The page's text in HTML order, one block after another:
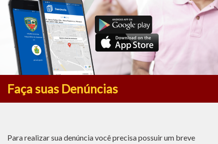
Faça suas Denúncias
Para realizar sua denúncia você precisa possuir um breve